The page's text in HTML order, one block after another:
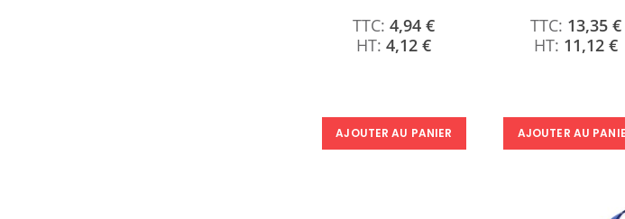
4,94 €
4,12 €
AJOUTER AU PANIER
13,35 €
11,12 €
AJOUTER AU